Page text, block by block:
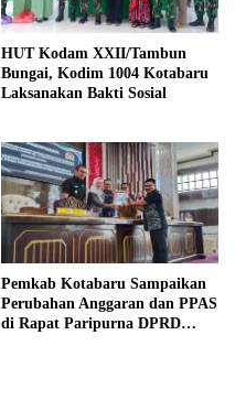
HUT Kodam XXII/Tambun
Bungai, Kodim 1004 Kotabaru
Laksanakan Bakti Sosial
Pemkab Kotabaru Sampaikan
Perubahan Anggaran dan PPAS
di Rapat Paripurna DPRD